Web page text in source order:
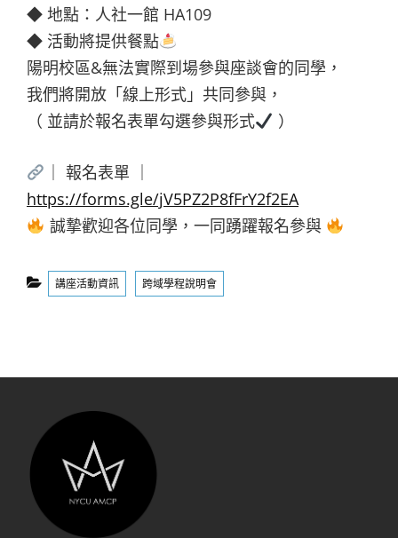
◆ 地點：人社一館 HA109
◆ 活動將提供餐點
陽明校區&無法實際到場參與座談會的同學，
我們將開放「線上形式」共同參與，
（ 並請於報名表單勾選參與形式
）
｜ 報名表單 ｜
https://forms.gle/jV5PZ2P8fFrY2f2EA
誠摯歡迎各位同學，一同踴躍報名參與
Categories
講座活動資訊 跨域學程說明會